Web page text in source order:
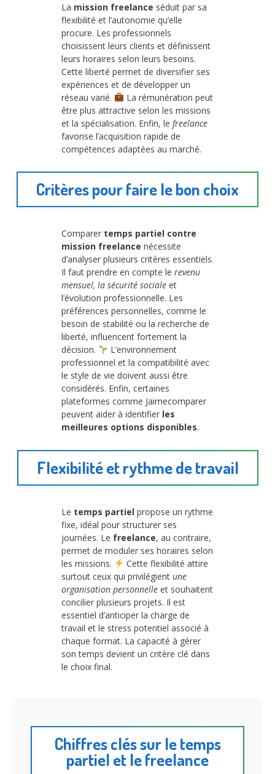
La mission freelance séduit par sa
flexibilité et l’autonomie qu’elle
procure. Les professionnels
choisissent leurs clients et définissent
leurs horaires selon leurs besoins.
Cette liberté permet de diversifier ses
expériences et de développer un
réseau varié.
La rémunération peut
être plus attractive selon les missions
et la spécialisation. Enfin, le freelance
favorise l’acquisition rapide de
compétences adaptées au marché.
Critères pour faire le bon choix
Comparer temps partiel contre
mission freelance nécessite
d’analyser plusieurs critères essentiels.
Il faut prendre en compte le revenu
mensuel, la sécurité sociale et
l’évolution professionnelle. Les
préférences personnelles, comme le
besoin de stabilité ou la recherche de
liberté, influencent fortement la
décision.
L’environnement
professionnel et la compatibilité avec
le style de vie doivent aussi être
considérés. Enfin, certaines
plateformes comme Jaimecomparer
peuvent aider à identifier les
meilleures options disponibles.
Flexibilité et rythme de travail
Le temps partiel propose un rythme
fixe, idéal pour structurer ses
journées. Le freelance, au contraire,
permet de moduler ses horaires selon
les missions.
Cette flexibilité attire
surtout ceux qui privilégient une
organisation personnelle et souhaitent
concilier plusieurs projets. Il est
essentiel d’anticiper la charge de
travail et le stress potentiel associé à
chaque format. La capacité à gérer
son temps devient un critère clé dans
le choix final.
Chiffres clés sur le temps
partiel et le freelance